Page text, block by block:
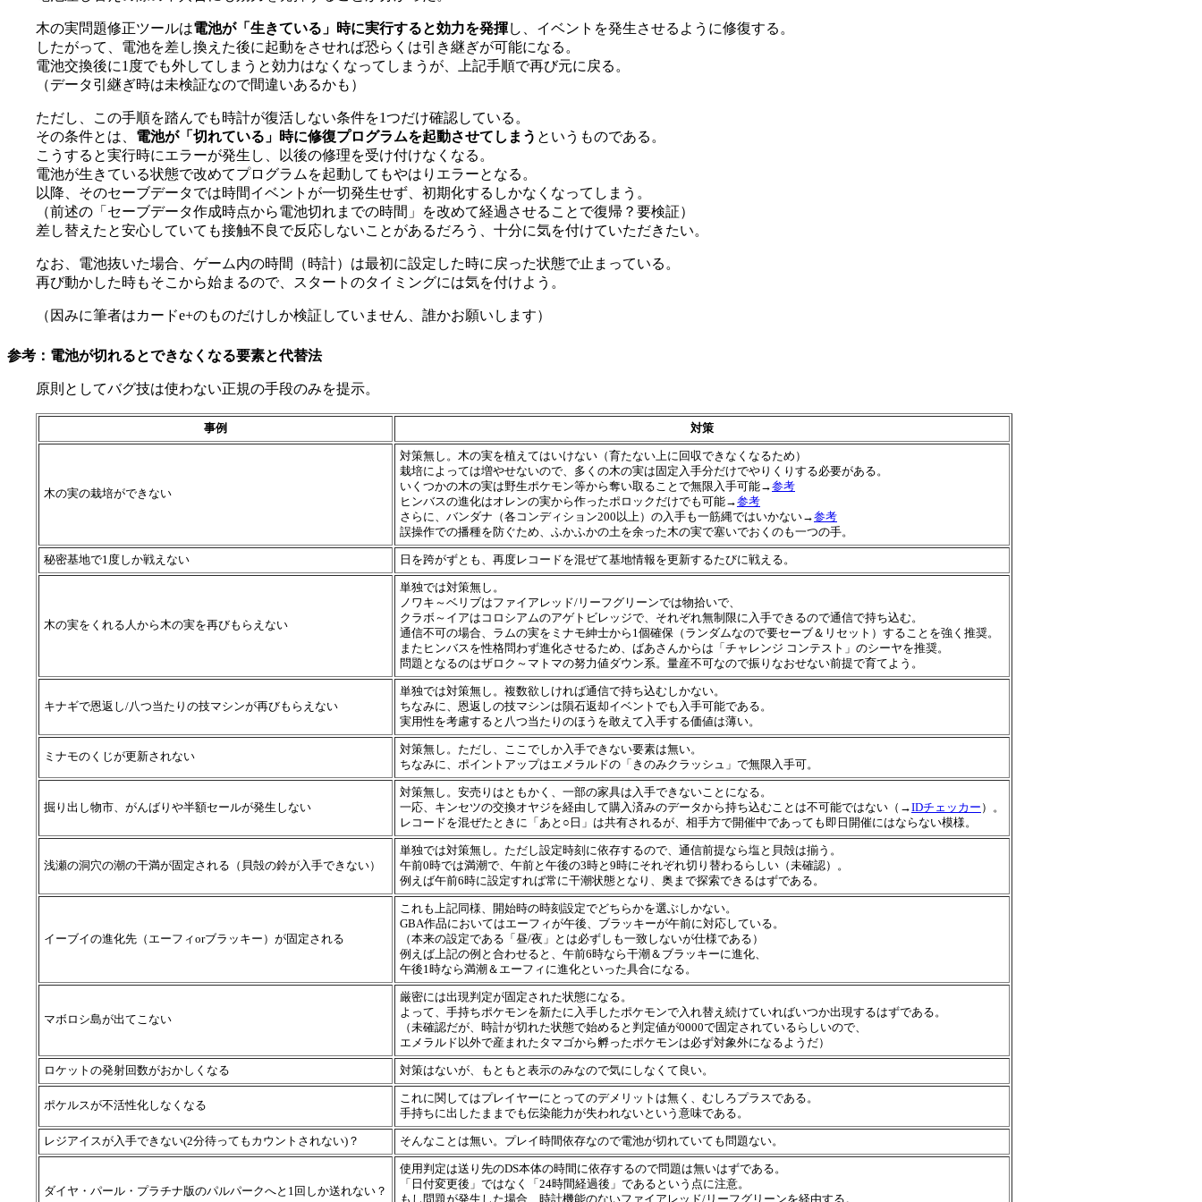
木の実問題修正ツールは電池が「生きている」時に実行すると効力を発揮し、イベントを発生させるように修復する。
したがって、電池を差し換えた後に起動をさせれば恐らくは引き継ぎが可能になる。
電池交換後に1度でも外してしまうと効力はなくなってしまうが、上記手順で再び元に戻る。
（データ引継ぎ時は未検証なので間違いあるかも）
ただし、この手順を踏んでも時計が復活しない条件を1つだけ確認している。
その条件とは、 電池が「切れている」時に修復プログラムを起動させてしまう というものである。
こうすると実行時にエラーが発生し、以後の修理を受け付けなくなる。
電池が生きている状態で改めてプログラムを起動してもやはりエラーとなる。
以降、そのセーブデータでは時間イベントが一切発生せず、初期化するしかなくなってしまう。
（前述の「セーブデータ作成時点から電池切れまでの時間」を改めて経過させることで復帰？要検証）
差し替えたと安心していても接触不良で反応しないことがあるだろう、十分に気を付けていただきたい。
なお、電池抜いた場合、ゲーム内の時間（時計）は最初に設定した時に戻った状態で止まっている。
再び動かした時もそこから始まるので、スタートのタイミングには気を付けよう。
（因みに筆者はカードe+のものだけしか検証していません、誰かお願いします）
参考：電池が切れるとできなくなる要素と代替法
原則としてバグ技は使わない正規の手段のみを提示。
事例 対策
木の実の栽培ができない
対策無し。木の実を植えてはいけない（育たない上に回収できなくなるため）
栽培によっては増やせないので、多くの木の実は固定入手分だけでやりくりする必要がある。
いくつかの木の実は野生ポケモン等から奪い取ることで無限入手可能→参考
ヒンバスの進化はオレンの実から作ったポロックだけでも可能→参考
さらに、バンダナ（各コンディション200以上）の入手も一筋縄ではいかない→参考
誤操作での播種を防ぐため、ふかふかの土を余った木の実で塞いでおくのも一つの手。
秘密基地で1度しか戦えない 日を跨がずとも、再度レコードを混ぜて基地情報を更新するたびに戦える。
木の実をくれる人から木の実を再びもらえない
単独では対策無し。
ノワキ～ベリブはファイアレッド/リーフグリーンでは物拾いで、
クラボ～イアはコロシアムのアゲトビレッジで、それぞれ無制限に入手できるので通信で持ち込む。
通信不可の場合、ラムの実をミナモ紳士から1個確保（ランダムなので要セーブ＆リセット）することを強く推奨。
またヒンバスを性格問わず進化させるため、ばあさんからは「チャレンジ コンテスト」のシーヤを推奨。
問題となるのはザロク～マトマの努力値ダウン系。量産不可なので振りなおせない前提で育てよう。
キナギで恩返し/八つ当たりの技マシンが再びもらえない
単独では対策無し。複数欲しければ通信で持ち込むしかない。
ちなみに、恩返しの技マシンは隕石返却イベントでも入手可能である。
実用性を考慮すると八つ当たりのほうを敢えて入手する価値は薄い。
ミナモのくじが更新されない
対策無し。ただし、ここでしか入手できない要素は無い。
ちなみに、ポイントアップはエメラルドの「きのみクラッシュ」で無限入手可。
掘り出し物市、がんばりや半額セールが発生しない
対策無し。安売りはともかく、一部の家具は入手できないことになる。
一応、キンセツの交換オヤジを経由して購入済みのデータから持ち込むことは不可能ではない（→IDチェッカー ）。
レコードを混ぜたときに「あと○日」は共有されるが、相手方で開催中であっても即日開催にはならない模様。
浅瀬の洞穴の潮の干満が固定される（貝殻の鈴が入手できない）
単独では対策無し。ただし設定時刻に依存するので、通信前提なら塩と貝殻は揃う。
午前0時では満潮で、午前と午後の3時と9時にそれぞれ切り替わるらしい（未確認）。
例えば午前6時に設定すれば常に干潮状態となり、奥まで探索できるはずである。
イーブイの進化先（エーフィorブラッキー）が固定される
これも上記同様、開始時の時刻設定でどちらかを選ぶしかない。
GBA作品においてはエーフィが午後、ブラッキーが午前に対応している。
（本来の設定である「昼/夜」とは必ずしも一致しないが仕様である）
例えば上記の例と合わせると、午前6時なら干潮＆ブラッキーに進化、
午後1時なら満潮＆エーフィに進化といった具合になる。
マボロシ島が出てこない
厳密には出現判定が固定された状態になる。
よって、手持ちポケモンを新たに入手したポケモンで入れ替え続けていればいつか出現するはずである。
（未確認だが、時計が切れた状態で始めると判定値が0000で固定されているらしいので、
エメラルド以外で産まれたタマゴから孵ったポケモンは必ず対象外になるようだ）
ロケットの発射回数がおかしくなる 対策はないが、もともと表示のみなので気にしなくて良い。
ポケルスが不活性化しなくなる
これに関してはプレイヤーにとってのデメリットは無く、むしろプラスである。
手持ちに出したままでも伝染能力が失われないという意味である。
レジアイスが入手できない(2分待ってもカウントされない)？ そんなことは無い。プレイ時間依存なので電池が切れていても問題ない。
ダイヤ・パール・プラチナ版のパルパークへと1回しか送れない？
使用判定は送り先のDS本体の時間に依存するので問題は無いはずである。
「日付変更後」ではなく「24時間経過後」であるという点に注意。
もし問題が発生した場合、時計機能のないファイアレッド/リーフグリーンを経由する。